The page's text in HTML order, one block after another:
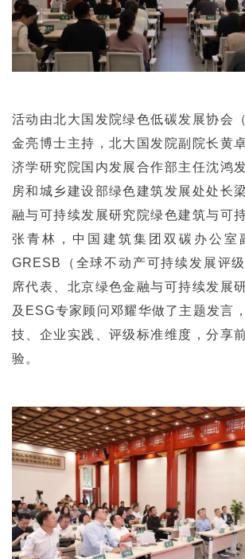
活动由北大国发院绿色低碳发展协会
金亮博士主持，北大国发院副院长黄
济学研究院国内发展合作部主任沈鸿
房和城乡建设部绿色建筑发展处处长
融与可持续发展研究院绿色建筑与可
张青林，中国建筑集团双碳办公室
GRESB（全球不动产可持续发展评
席代表、北京绿色金融与可持续发展
及ESG专家顾问邓耀华做了主题发言
技、企业实践、评级标准维度，分享
验。